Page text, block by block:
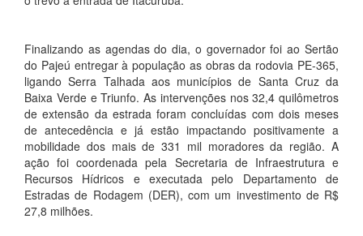
Finalizando as agendas do dia, o governador foi ao Sertão
do Pajeú entregar à população as obras da rodovia PE-365,
ligando Serra Talhada aos municípios de Santa Cruz da
Baixa Verde e Triunfo. As intervenções nos 32,4 quilômetros
de extensão da estrada foram concluídas com dois meses
de antecedência e já estão impactando positivamente a
mobilidade dos mais de 331 mil moradores da região. A
ação foi coordenada pela Secretaria de Infraestrutura e
Recursos Hídricos e executada pelo Departamento de
Estradas de Rodagem (DER), com um investimento de R$
27,8 milhões.